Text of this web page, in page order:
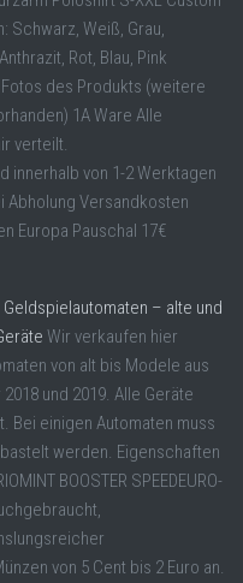
Schwarz, Weiß, Grau,
Rot, Blau, Pink
des Produkts (weitere
1A Ware Alle
verteilt.
innerhalb von 1-2 Werktagen
Abholung Versandkosten
Europa Pauschal 17€
– alte und
Wir verkaufen hier
von alt bis Modele aus
und 2019. Alle Geräte
Bei einigen Automaten muss
werden. Eigenschaften
BOOSTER SPEEDEURO-
von 5 Cent bis 2 Euro an.